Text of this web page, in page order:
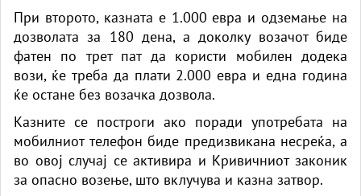
При второто, казната е 1.000 евра и одземање на
дозволата за 180 дена, а доколку возачот биде
фатен по трет пат да користи мобилен додека
вози, ќе треба да плати 2.000 евра и една година
ќе остане без возачка дозвола.
Казните се построги ако поради употребата на
мобилниот телефон биде предизвикана несреќа, а
во овој случај се активира и Кривичниот законик
за опасно возење, што вклучува и казна затвор.